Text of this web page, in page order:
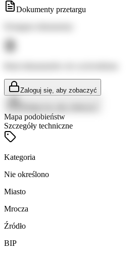
Dokumenty przetargu
Zaloguj się, aby zobaczyć
Mapa podobieństw
Szczegóły techniczne
Kategoria
Nie określono
Miasto
Mrocza
Źródło
BIP